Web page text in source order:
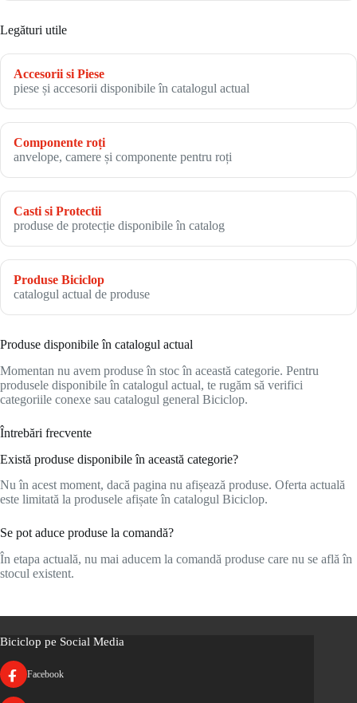
Legături utile
Accesorii si Piese
piese și accesorii disponibile în catalogul actual
Componente roți
anvelope, camere și componente pentru roți
Casti si Protectii
produse de protecție disponibile în catalog
Produse Biciclop
catalogul actual de produse
Produse disponibile în catalogul actual
Momentan nu avem produse în stoc în această categorie. Pentru
produsele disponibile în catalogul actual, te rugăm să verifici
categoriile conexe sau catalogul general Biciclop.
Întrebări frecvente
Există produse disponibile în această categorie?
Nu în acest moment, dacă pagina nu afișează produse. Oferta actuală
este limitată la produsele afișate în catalogul Biciclop.
Se pot aduce produse la comandă?
În etapa actuală, nu mai aducem la comandă produse care nu se află în
stocul existent.
Biciclop pe Social Media
Facebook